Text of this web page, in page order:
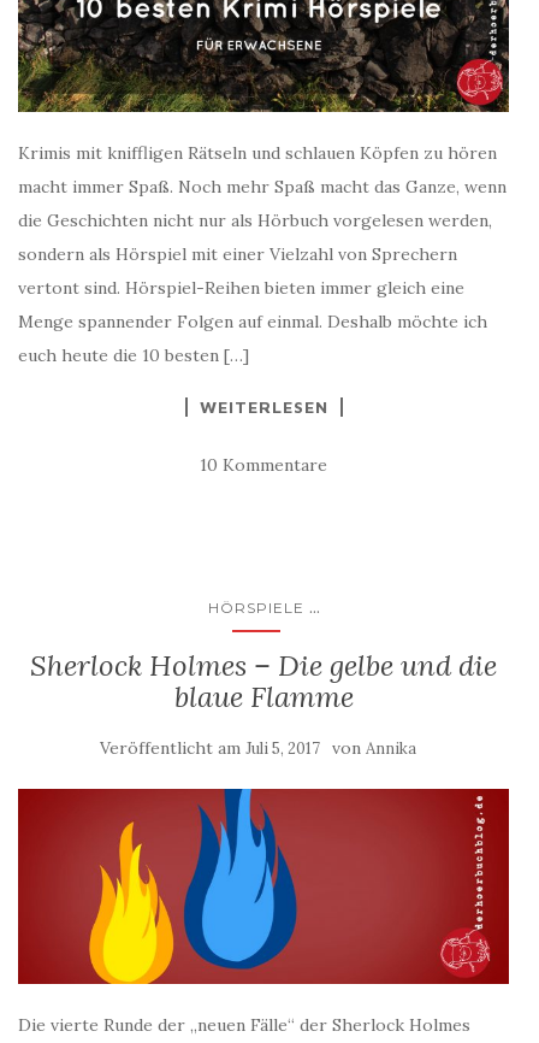
Krimis mit kniffligen Rätseln und schlauen Köpfen zu hören
macht immer Spaß. Noch mehr Spaß macht das Ganze, wenn
die Geschichten nicht nur als Hörbuch vorgelesen werden,
sondern als Hörspiel mit einer Vielzahl von Sprechern
vertont sind. Hörspiel-Reihen bieten immer gleich eine
Menge spannender Folgen auf einmal. Deshalb möchte ich
euch heute die 10 besten […]
WEITERLESEN
10 Kommentare
HÖRSPIELE ...
Sherlock Holmes – Die gelbe und die
blaue Flamme
Veröffentlicht am Juli 5, 2017 von Annika
Die vierte Runde der „neuen Fälle“ der Sherlock Holmes